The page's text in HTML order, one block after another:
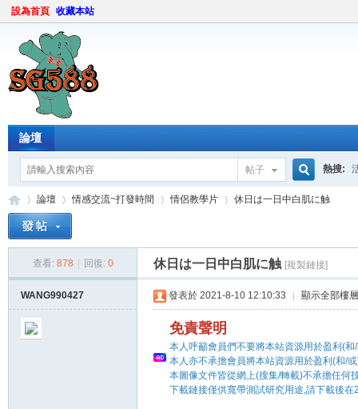
設為首頁 收藏本站
論壇
帖子
搜
索
熱搜:
論壇
›
情感交流~打發時間
›
情侶教學片
›
休日は一日中白肌に触
查看: 878 回復: 0 休日は一日中白肌に触 [複製鏈接]
WANG990427 發表於 2021-8-10 12:10:33 顯示全部樓層
免責聲明
本人呼籲會員們不要將本站資源用於盈利(和
本人亦不承擔會員將本站資源用於盈利(和/
本圖像文件皆從網上(搜集/轉載)不承擔任何
下載鏈接僅供寬帶測試研究用途,請下載後